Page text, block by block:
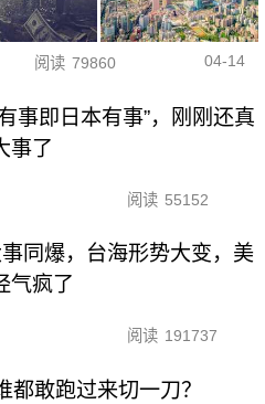
阅读 79860 04-14
事即日本有事”，刚刚还真
事了
阅读 55152
同爆，台海形势大变，美
气疯了
阅读 191737
都敢跑过来切一刀？